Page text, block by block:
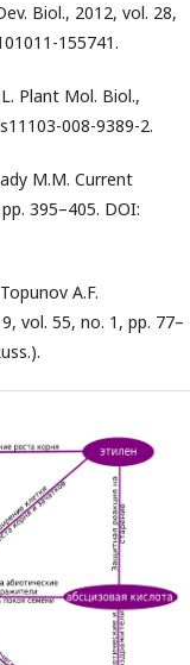
Biol., 2012, vol. 28,
155741.
Plant Mol. Biol.,
008-9389-2.
M.M. Current
395–405. DOI:
A.F.
vol. 55, no. 1, pp. 77–